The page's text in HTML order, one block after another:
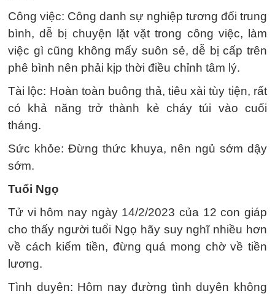
Công việc: Công danh sự nghiệp tương đối trung
bình, dễ bị chuyện lặt vặt trong công việc, làm
việc gì cũng không mấy suôn sẻ, dễ bị cấp trên
phê bình nên phải kịp thời điều chỉnh tâm lý.
Tài lộc: Hoàn toàn buông thả, tiêu xài tùy tiện, rất
có khả năng trở thành kẻ cháy túi vào cuối
tháng.
Sức khỏe: Đừng thức khuya, nên ngủ sớm dậy
sớm.
Tuổi Ngọ
Tử vi hôm nay ngày 14/2/2023 của 12 con giáp
cho thấy người tuổi Ngọ hãy suy nghĩ nhiều hơn
về cách kiếm tiền, đừng quá mong chờ về tiền
lương.
Tình duyên: Hôm nay đường tình duyên không